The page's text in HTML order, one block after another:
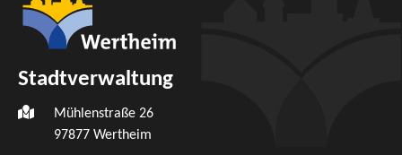
Stadtverwaltung
Mühlenstraße 26
97877 Wertheim